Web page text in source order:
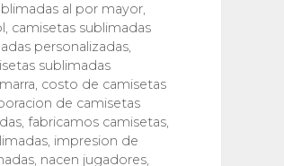
al por mayor,
, camisetas sublimadas
personalizadas,
sublimadas
, costo de camisetas
de camisetas
, fabricamos camisetas,
, impresion de
, nacen jugadores,